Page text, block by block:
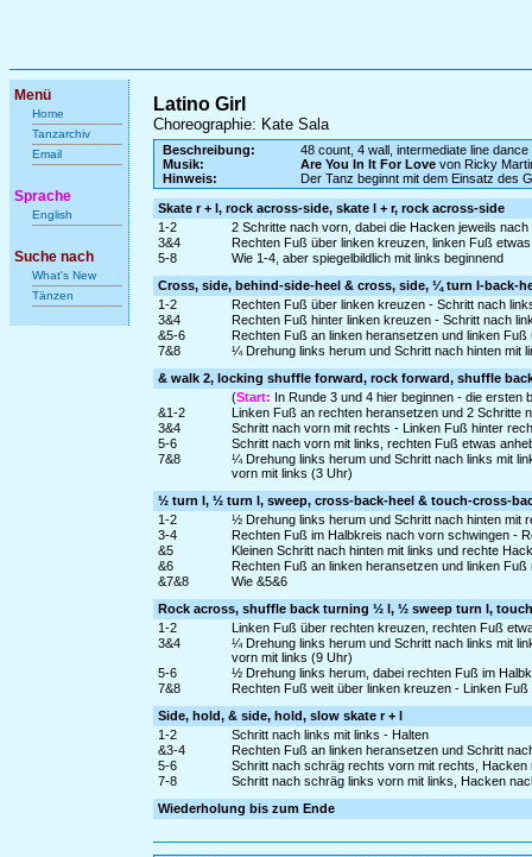
Menü
Home
Tanzarchiv
Email
Sprache
English
Suche nach
What's New
Tänzen
Latino Girl
Choreographie: Kate Sala
Beschreibung:
48 count, 4 wall, intermediate line dance
Musik:
Are You In It For Lovevon Ricky
Hinweis:
Der Tanz beginnt mit dem Einsatz des
Skate r + l, rock across-side, skate l + r, rock across-side
1-2
2 Schritte nach vorn, dabei die Hacken jeweils
3&4
Rechten Fuß über linken kreuzen, linken Fuß
5-8
Wie 1-4, aber spiegelbildlich mit links beginnend
Cross, side, behind-side-heel & cross, side, ¼ turn l-back-
1-2
Rechten Fuß über linken kreuzen - Schritt nach
3&4
Rechten Fuß hinter linken kreuzen - Schritt nach
&5-6
Rechten Fuß an linken heransetzen und linken
7&8
¼ Drehung links herum und Schritt nach hinten mit
& walk 2, locking shuffle forward, rock forward, shuffle
(Start: In Runde 3 und 4 hier beginnen - die ersten
&1-2
Linken Fuß an rechten heransetzen und 2 Schritte
3&4
Schritt nach vorn mit rechts - Linken Fuß hinter
5-6
Schritt nach vorn mit links, rechten Fuß etwas
7&8
¼ Drehung links herum und Schritt nach links mit
vorn mit links (3 Uhr)
½ turn l, ½ turn l, sweep, cross-back-heel & touch-cross-
1-2
½ Drehung links herum und Schritt nach hinten mit
3-4
Rechten Fuß im Halbkreis nach vorn schwingen -
&5
Kleinen Schritt nach hinten mit links und rechte
&6
Rechten Fuß an linken heransetzen und linken Fuß
&7&8
Wie &5&6
Rock across, shuffle back turning ½ l, ½ sweep turn l,
1-2
Linken Fuß über rechten kreuzen, rechten Fuß
3&4
¼ Drehung links herum und Schritt nach links mit
vorn mit links (9 Uhr)
5-6
½ Drehung links herum, dabei rechten Fuß im
7&8
Rechten Fuß weit über linken kreuzen - Linken
Side, hold, & side, hold, slow skate r + l
1-2
Schritt nach links mit links - Halten
&3-4
Rechten Fuß an linken heransetzen und Schritt
5-6
Schritt nach schräg rechts vorn mit rechts, Hacken
7-8
Schritt nach schräg links vorn mit links, Hacken
Wiederholung bis zum Ende